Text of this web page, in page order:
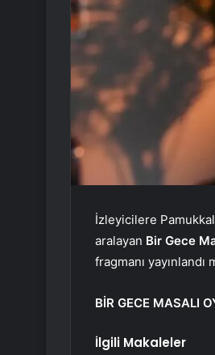
İzleyicilere
aralayan Bir Gece
fragmanı yayınlandı
BİR GECE MASALI
İlgili Makaleler